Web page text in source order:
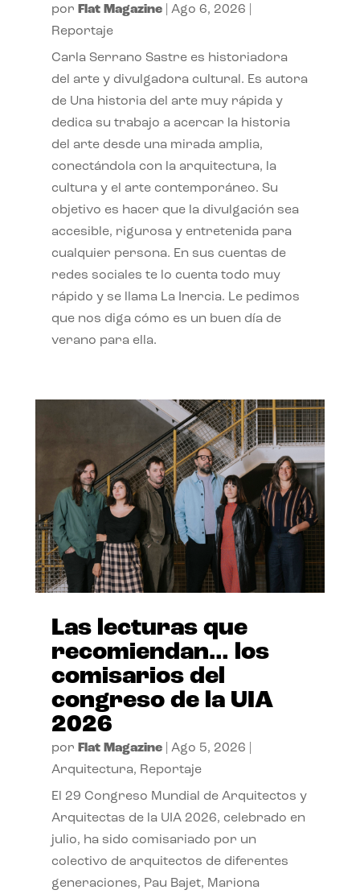
por Flat Magazine| Ago 6, 2026
Reportaje
Carla Serrano Sastre es historiadora
del arte y divulgadora cultural. Es autora
de Una historia del arte muy rápida y
dedica su trabajo a acercar la historia
del arte desde una mirada amplia,
conectándola con la arquitectura, la
cultura y el arte contemporáneo. Su
objetivo es hacer que la divulgación sea
accesible, rigurosa y entretenida para
cualquier persona. En sus cuentas de
redes sociales te lo cuenta todo muy
rápido y se llama La Inercia. Le pedimos
que nos diga cómo es un buen día de
verano para ella.
Las lecturas que
recomiendan… los
comisarios del
congreso de la UIA
2026
por Flat Magazine| Ago 5, 2026
Arquitectura, Reportaje
El 29 Congreso Mundial de Arquitectos y
Arquitectas de la UIA 2026, celebrado en
julio, ha sido comisariado por un
colectivo de arquitectos de diferentes
generaciones, Pau Bajet, Mariona